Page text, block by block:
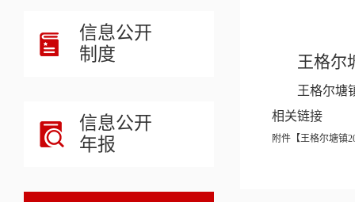
信息公开
制度
信息公开
年报
王格尔
王格尔塘
相关链接
附件【王格尔塘镇